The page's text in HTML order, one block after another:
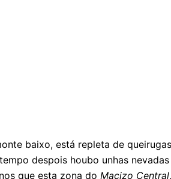
baixo, está repleta de
despois houbo unhas
que esta zona do Macizo Central,